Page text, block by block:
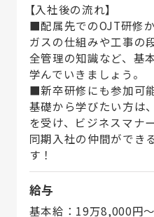
【入社後の流れ】
■配属先でのOJT研修
ガスの仕組みや工事の
全管理の知識など、基
学んでいきましょう。
■新卒研修にも参加可
基礎から学びたい方は
を受け、ビジネスマナ
同期入社の仲間ができ
す！
給与
基本給：19万8,000円